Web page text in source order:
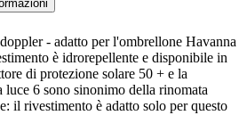
- adatto per l'ombrellone Havanna
è idrorepellente e disponibile in
di protezione solare 50 + e la
luce 6 sono sinonimo della rinomata
il rivestimento è adatto solo per questo